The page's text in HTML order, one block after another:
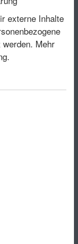
externe Inhalte
Mehr